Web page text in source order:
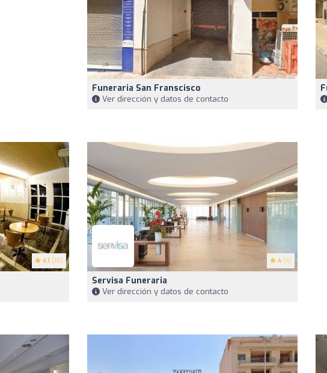
Funeraria San Franscisco
Ver dirección y datos de contacto
4.1 (16) 4 (4)
Servisa Funeraria
Ver dirección y datos de contacto